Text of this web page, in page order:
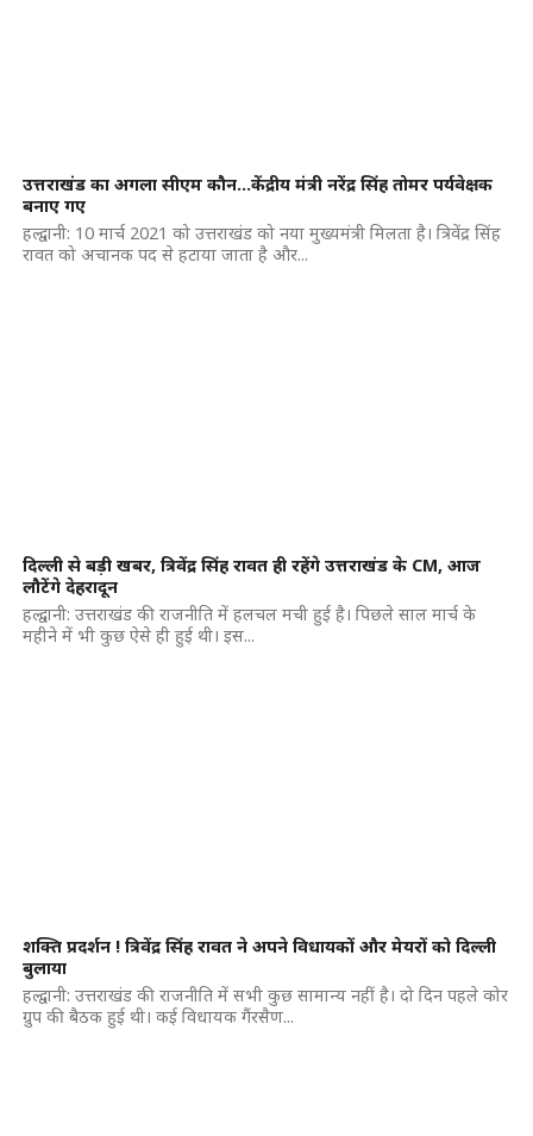
उत्तराखंड का अगला सीएम कौन…केंद्रीय मंत्री नरेंद्र सिंह तोमर पर्यवेक्षक
बनाए गए
हल्द्वानी: 10 मार्च 2021 को उत्तराखंड को नया मुख्यमंत्री मिलता है। त्रिवेंद्र सिंह
रावत को अचानक पद से हटाया जाता है और...
दिल्ली से बड़ी खबर, त्रिवेंद्र सिंह रावत ही रहेंगे उत्तराखंड के CM, आज
लौटेंगे देहरादून
हल्द्वानी: उत्तराखंड की राजनीति में हलचल मची हुई है। पिछले साल मार्च के
महीने में भी कुछ ऐसे ही हुई थी। इस...
शक्ति प्रदर्शन ! त्रिवेंद्र सिंह रावत ने अपने विधायकों और मेयरों को दिल्ली
बुलाया
हल्द्वानी: उत्तराखंड की राजनीति में सभी कुछ सामान्य नहीं है। दो दिन पहले कोर
ग्रुप की बैठक हुई थी। कई विधायक गैंरसैण...